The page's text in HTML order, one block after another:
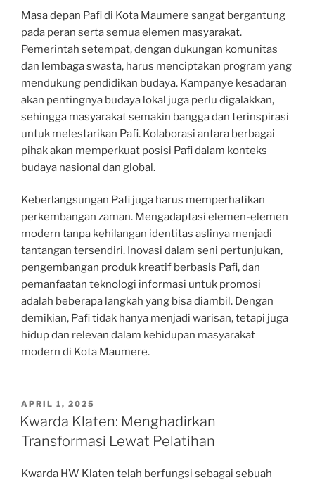
Masa depan Pafi di Kota Maumere sangat bergantung
pada peran serta semua elemen masyarakat.
Pemerintah setempat, dengan dukungan komunitas
dan lembaga swasta, harus menciptakan program yang
mendukung pendidikan budaya. Kampanye kesadaran
akan pentingnya budaya lokal juga perlu digalakkan,
sehingga masyarakat semakin bangga dan terinspirasi
untuk melestarikan Pafi. Kolaborasi antara berbagai
pihak akan memperkuat posisi Pafi dalam konteks
budaya nasional dan global.
Keberlangsungan Pafi juga harus memperhatikan
perkembangan zaman. Mengadaptasi elemen-elemen
modern tanpa kehilangan identitas aslinya menjadi
tantangan tersendiri. Inovasi dalam seni pertunjukan,
pengembangan produk kreatif berbasis Pafi, dan
pemanfaatan teknologi informasi untuk promosi
adalah beberapa langkah yang bisa diambil. Dengan
demikian, Pafi tidak hanya menjadi warisan, tetapi juga
hidup dan relevan dalam kehidupan masyarakat
modern di Kota Maumere.
POSTED
ON
APRIL 1, 2025
Kwarda Klaten: Menghadirkan
Transformasi Lewat Pelatihan
Kwarda HW Klaten telah berfungsi sebagai sebuah